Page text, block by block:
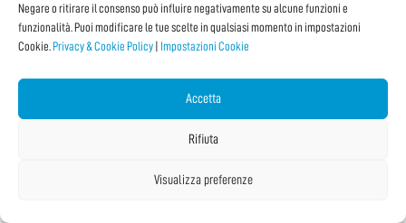
Negare o ritirare il consenso può influire negativamente su alcune funzioni e
funzionalità. Puoi modificare le tue scelte in qualsiasi momento in impostazioni
Cookie. Privacy & Cookie Policy Impostazioni Cookie
Accetta
Rifiuta
Visualizza preferenze
Fino all’ultima #challenge
Percorsi educativi T-TOUR
#cybersecurity
21/11/2023 11:00
Date Multiple